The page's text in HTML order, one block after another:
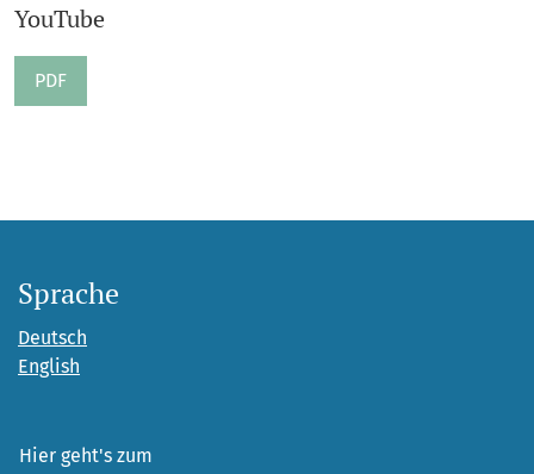
YouTube
PDF
Sprache
Deutsch
English
Hier geht's zum